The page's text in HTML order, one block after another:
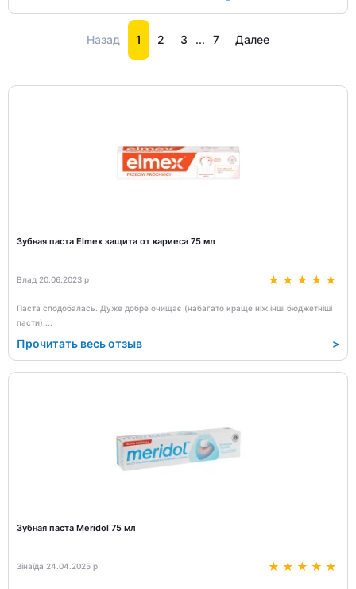
Назад 1 2 3 ... 7 Далее
Зубная паста Elmex защита от кариеса 75 мл
Влад 20.06.2023 р
Паста сподобалась. Дуже добре очищає (набагато краще ніж інші бюджетніші
пасти).
Прочитать весь отзыв >
Зубная паста Meridol 75 мл
Зінаїда 24.04.2025 р